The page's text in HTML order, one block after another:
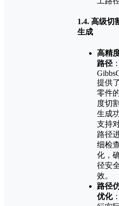
1.4. 高级切
生成
高精
路径 ：
提供
零件
度切
生成
支持
路径
细检
化，
径安
效。
路径
优化